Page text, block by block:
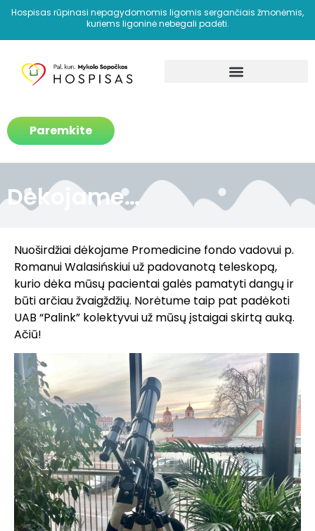
Hospisas rūpinasi nepagydomomis ligomis sergančiais žmonėmis,
kuriems ligoninė nebegali padėti.
Paremkite
Dėkojame…
Nuoširdžiai dėkojame Promedicine fondo vadovui p.
Romanui Walasińskiui už padovanotą teleskopą,
kurio dėka mūsų pacientai galės pamatyti dangų ir
būti arčiau žvaigždžių. Norėtume taip pat padėkoti
UAB “Palink” kolektyvui už mūsų įstaigai skirtą auką.
Ačiū!